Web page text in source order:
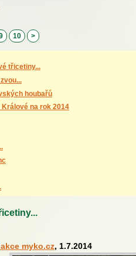
10 >
třicetiny...
houbařů
na rok 2014
myko.cz, 1.7.2014